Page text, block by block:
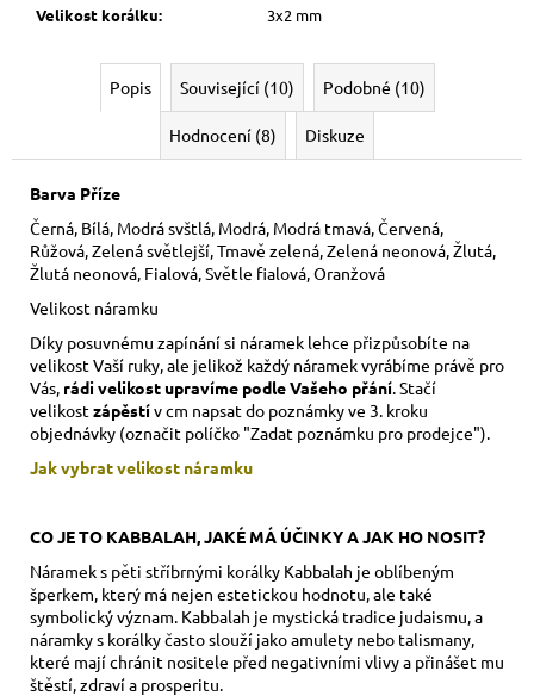
Velikost korálku: 3x2 mm
Popis Související (10) Podobné (10)
Hodnocení (8) Diskuze
Barva Příze
Černá, Bílá, Modrá svštlá, Modrá, Modrá tmavá, Červená,
Růžová, Zelená světlejší, Tmavě zelená, Zelená neonová, Žlutá,
Žlutá neonová, Fialová, Světle fialová, Oranžová
Velikost náramku
Díky posuvnému zapínání si náramek lehce přizpůsobíte na
velikost Vaší ruky, ale jelikož každý náramek vyrábíme právě pro
Vás, rádi velikost upravíme podle Vašeho přání . Stačí
velikostzápěstív cm napsat do poznámky ve 3. kroku
objednávky (označit políčko "Zadat poznámku pro prodejce").
Jak vybrat velikost náramku
CO JE TO KABBALAH, JAKÉ MÁ ÚČINKY A JAK HO NOSIT?
Náramek s pěti stříbrnými korálky Kabbalah je oblíbeným
šperkem, který má nejen estetickou hodnotu, ale také
symbolický význam. Kabbalah je mystická tradice judaismu, a
náramky s korálky často slouží jako amulety nebo talismany,
které mají chránit nositele před negativními vlivy a přinášet mu
štěstí, zdraví a prosperitu.